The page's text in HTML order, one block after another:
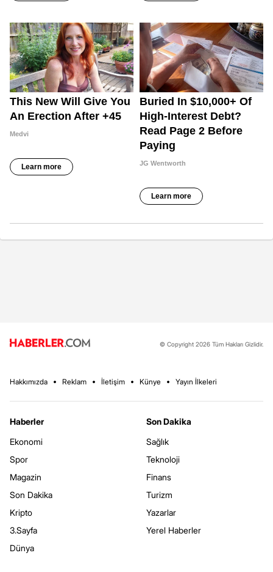
© Copyright 2026 Tüm Hakları Gizlidir.
Hakkımızda Reklam İletişim Künye Yayın İlkeleri
Haberler
Ekonomi
Spor
Magazin
Son Dakika
Kripto
3.Sayfa
Dünya
Son Dakika
Sağlık
Teknoloji
Finans
Turizm
Yazarlar
Yerel Haberler